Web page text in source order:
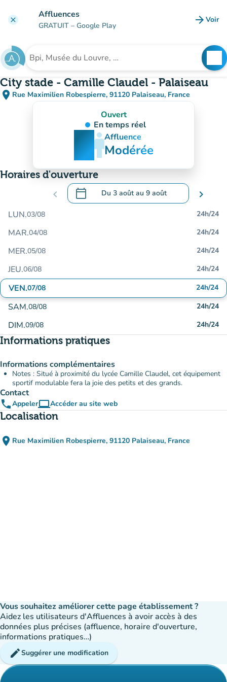
clear Affluences
GRATUIT – Google Play arrow_forward Voir
Rechercher un établissement
City stade - Camille Claudel - Palaiseau
place Rue Maximilien Robespierre, 91120 Palaiseau, France
(ouvrir dans Google Maps)
(nouvel onglet)
Ouvert
En temps réel
man
man
manAffluence
Modérée
Horaires d'ouverture
chevron_left calendar_today Du 3 aoûtau 9 août
.Ouvrir le calendrier pour changer de
chevron_right
LUN.03/08 24h/24
MAR.04/08 24h/24
MER.05/08 24h/24
JEU.06/08 24h/24
VEN.07/08 24h/24
SAM.08/08 24h/24
DIM.09/08 24h/24
Informations pratiques
Informations complémentaires
Notes : Situé à proximité du lycée Camille Claudel, cet équipement
sportif modulable fera la joie des petits et des grands.
Contact
phoneAppelercomputerAccéder au site web
(nouvel onglet)
Localisation
place Rue Maximilien Robespierre, 91120 Palaiseau, France
(ouvrir dans Google Maps)
(nouvel onglet)
Vous souhaitez améliorer cette page établissement ?
Aidez les utilisateurs d'Affluences à avoir accès à des
données plus précises (affluence, horaire d'ouverture,
informations pratiques…)
editSuggérer une modification